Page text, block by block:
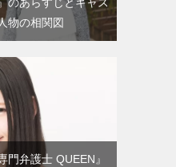
物の相関図
門弁護士 QUEEN』